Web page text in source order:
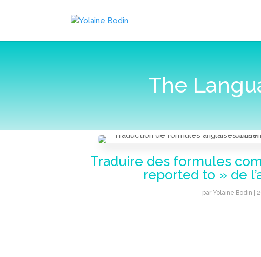
The
Traduire des formules
reported to » de
par Yolaine Bodin